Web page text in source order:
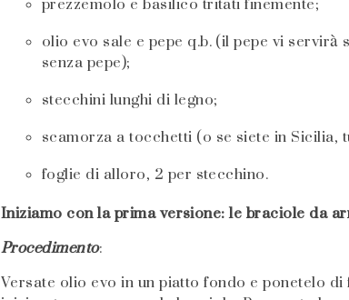
olio evo sale e pepe q.b. (il pepe vi
senza pepe);
stecchini lunghi di legno;
scamorza a tocchetti (o se siete in Sicilia,
foglie di alloro, 2 per stecchino.
Iniziamo con la prima versione: le braciole da
Procedimento:
Versate olio evo in un piatto fondo e ponetelo